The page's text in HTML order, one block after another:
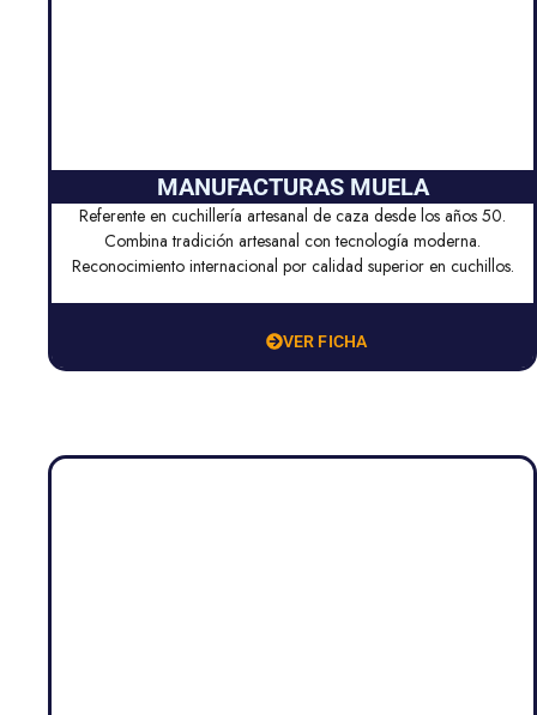
MANUFACTURAS MUELA
Referente en cuchillería artesanal de caza desde los años 50.
Combina tradición artesanal con tecnología moderna.
Reconocimiento internacional por calidad superior en cuchillos.
VER FICHA